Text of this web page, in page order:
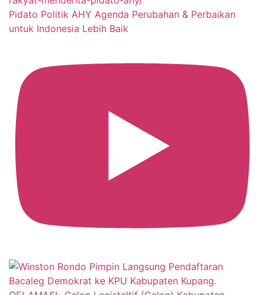
Pidato Politik AHY Agenda Perubahan & Perbaikan
untuk Indonesia Lebih Baik